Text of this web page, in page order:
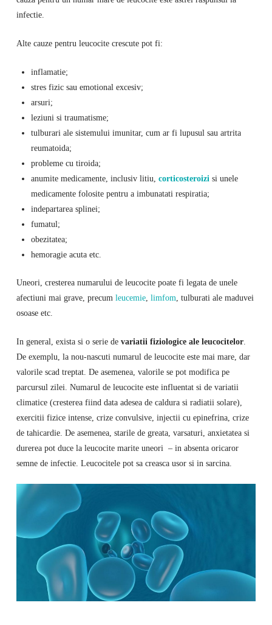
infectie.
Alte cauze pentru leucocite crescute pot fi:
inflamatie;
stres fizic sau emotional excesiv;
arsuri;
leziuni si traumatisme;
tulburari ale sistemului imunitar, cum ar fi lupusul sau artrita
reumatoida;
probleme cu tiroida;
anumite medicamente, inclusiv litiu, corticosteroizi si unele
medicamente folosite pentru a imbunatati respiratia;
indepartarea splinei;
fumatul;
obezitatea;
hemoragie acuta etc.
Uneori, cresterea numarului de leucocite poate fi legata de unele
afectiuni mai grave, precum leucemie, limfom , tulburati ale maduvei
osoase etc.
In general, exista si o serie de variatii fiziologice ale leucocitelor.
De exemplu, la nou-nascuti numarul de leucocite este mai mare, dar
valorile scad treptat. De asemenea, valorile se pot modifica pe
parcursul zilei. Numarul de leucocite este influentat si de variatii
climatice (cresterea fiind data adesea de caldura si radiatii solare),
exercitii fizice intense, crize convulsive, injectii cu epinefrina, crize
de tahicardie. De asemenea, starile de greata, varsaturi, anxietatea si
durerea pot duce la leucocite marite uneori – in absenta oricaror
semne de infectie. Leucocitele pot sa creasca usor si in sarcina.